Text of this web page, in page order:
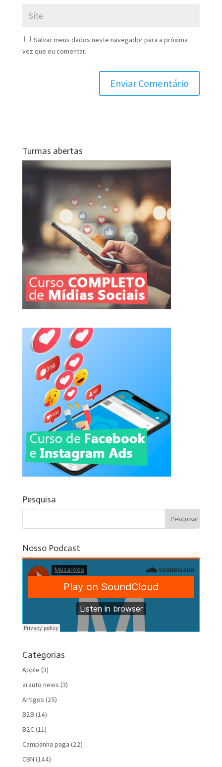
Salvar meus dados neste navegador para a próxima
vez que eu comentar.
Turmas abertas
Pesquisa
Nosso Podcast
Categorias
Apple (3)
arauto news (3)
Artigos (25)
B2B (14)
B2C(11)
Campanha paga (22)
CBN (144)